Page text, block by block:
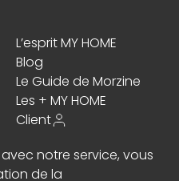
L’esprit MY HOME
Blog
Le Guide de Morzine
Les + MY HOME
Client
notre service, vous
de la